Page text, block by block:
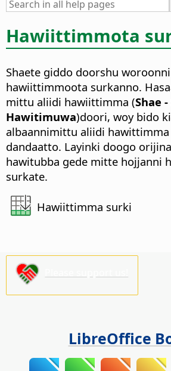
Hawiittimmota
Shaete giddo doorshu
hawiittimmoota surkanno.
mittu aliidi hawiittimma (Shae
Hawitimuwa)doori, woy bido
albaannimittu aliidi
dandaatto. Layinki doogo
hawitubba gede mitte hojjanni
surkate.
Hawiittimma surki
LibreOffice